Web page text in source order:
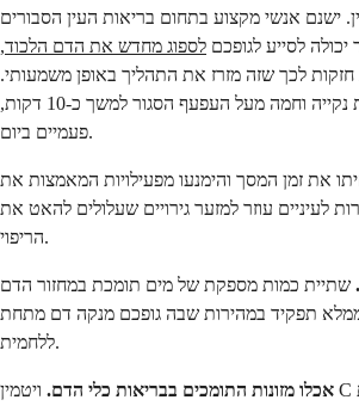
ישנם אנשי מקצוע בתחום בריאות העין הסבורים
לסייע לגופכם לספוג מחדש את הדם הלכוד,
חזקות לכך שזה מזרז את התהליך באופן משמעותי.
השתמשו במטלית נקייה וחמה מעל העפעף הסגור למשך כ-10 דקות,
פעמיים ביום.
את זמן המסך והימנעו מפעילויות המאמצות את
לעיניים עוזר למזער גירויים שעלולים להאט את
הריפוי.
שתיית כמות מספקת של מים תומכת במחזור הדם
תפקיד במהירות שבה גופכם מנקה דם מתחת
ללחמית.
אכלו מזונות התומכים בבריאות כלי הדם. ויטמין C עוזר לחזק את דפנות